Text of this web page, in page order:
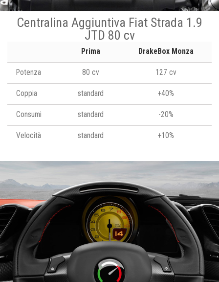
Centralina Aggiuntiva Fiat Strada 1.9
JTD 80 cv
Prima DrakeBox Monza
Potenza 80 cv 127 cv
Coppia standard +40%
Consumi standard -20%
Velocità standard +10%